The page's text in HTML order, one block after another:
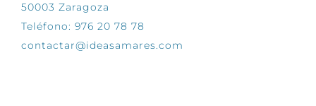
50003 Zaragoza
Teléfono: 976 20 78 78
contactar@ideasamares.com